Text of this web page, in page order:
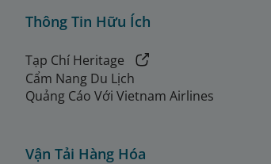
Thông Tin Hữu Ích
Tạp Chí Heritage
Cẩm Nang Du Lịch
Quảng Cáo Với Vietnam Airlines
Vận Tải Hàng Hóa